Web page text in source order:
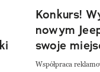
Konkurs!
nowym
swoje
Współpraca